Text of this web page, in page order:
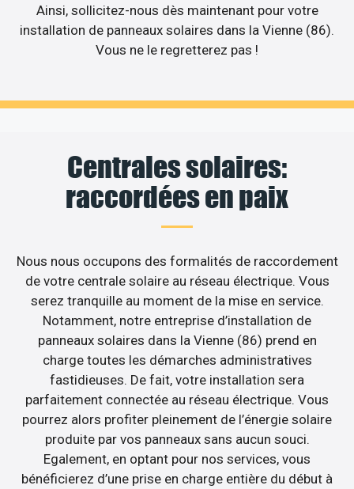
Ainsi, sollicitez-nous dès maintenant pour votre
installation de panneaux solaires dans la Vienne (86).
Vous ne le regretterez pas !
Centrales solaires:
raccordées en paix
Nous nous occupons des formalités de raccordement
de votre centrale solaire au réseau électrique. Vous
serez tranquille au moment de la mise en service.
Notamment, notre entreprise d’installation de
panneaux solaires dans la Vienne (86) prend en
charge toutes les démarches administratives
fastidieuses. De fait, votre installation sera
parfaitement connectée au réseau électrique. Vous
pourrez alors profiter pleinement de l’énergie solaire
produite par vos panneaux sans aucun souci.
Egalement, en optant pour nos services, vous
bénéficierez d’une prise en charge entière du début à